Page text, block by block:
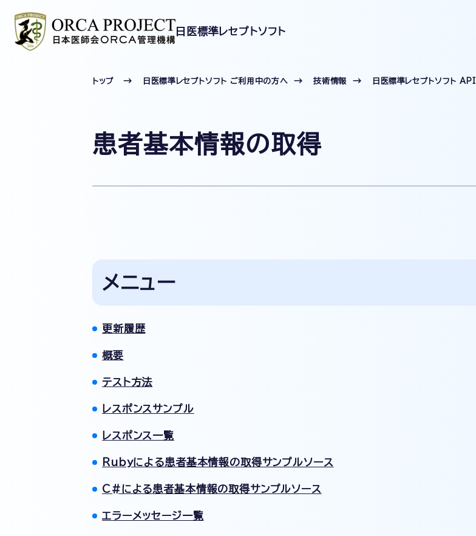
日医標準レセプトソフト
トップ 日医標準レセプトソフト ご利用中の方へ 技術情報 日医標準レセプトソフト API
患者基本情報の取得
メニュー
更新履歴
概要
テスト方法
レスポンスサンプル
レスポンス一覧
Rubyによる患者基本情報の取得サンプルソース
C#による患者基本情報の取得サンプルソース
エラーメッセージ一覧